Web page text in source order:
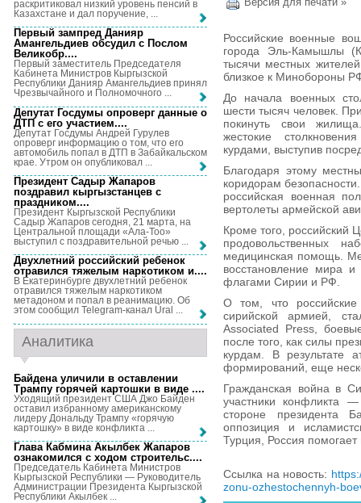
Российские военные
города Эль-Камышлы
тысячи местных
близкое к Минобороны
До начала военных
шести тысяч человек.
покинуть свои
жестокие
курдами, выступив
Благодаря этому
коридорам
российская военная
вертолеты армейской
Кроме того, российский
продовольственных
медицинская помощь.
восстановление мира
флагами Сирии и РФ.
О том, что
сирийской армией,
Associated Press,
после того, как силы
курдам. В результате
формирований, еще
Гражданская война в
участники конфликта
стороне президента
оппозиция и
Турция, Россия помогает
Ссылка на новость:
zonu-ozhestochennyh-
раскритиковал низкий уровень пенсий в
Казахстане и дал поручение, ...
Первый зампред Данияр
Амангельдиев обсудил с Послом
Великобр....
Первый заместитель Председателя
Кабинета Министров Кыргызской
Республики Данияр Амангельдиев принял
Чрезвычайного и Полномочного ...
Депутат Госдумы опроверг данные о
ДТП с его участием....
Депутат Госдумы Андрей Гурулев
опроверг информацию о том, что его
автомобиль попал в ДТП в Забайкальском
крае. Утром он опубликовал ...
Президент Садыр Жапаров
поздравил кыргызстанцев с
праздником....
Президент Кыргызской Республики
Садыр Жапаров сегодня, 21 марта, на
Центральной площади «Ала-Тоо»
выступил с поздравительной речью ...
Двухлетний российский ребенок
отравился тяжелым наркотиком и....
В Екатеринбурге двухлетний ребенок
отравился тяжелым наркотиком
метадоном и попал в реанимацию. Об
этом сообщил Telegram-канал Ural ...
Аналитика
Байдена уличили в оставлении
Трампу горячей картошки в виде ....
Уходящий президент США Джо Байден
оставил избранному американскому
лидеру Дональду Трампу «горячую
картошку» в виде конфликта ...
Глава Кабмина Акылбек Жапаров
ознакомился с ходом строительс....
Председатель Кабинета Министров
Кыргызской Республики — Руководитель
Администрации Президента Кыргызской
Республики Акылбек ...